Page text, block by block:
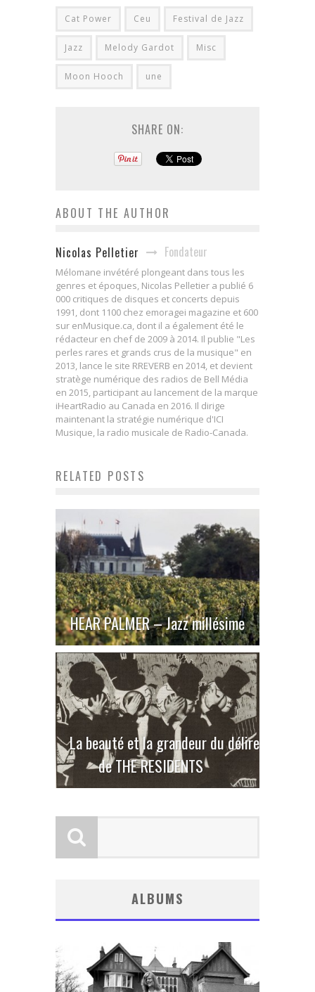
Cat Power Ceu Festival de Jazz
Jazz Melody Gardot Misc
Moon Hooch une
SHARE ON:
ABOUT THE AUTHOR
Nicolas Pelletier Fondateur
Mélomane invétéré plongeant dans tous les
genres et époques, Nicolas Pelletier a publié 6
000 critiques de disques et concerts depuis
1991, dont 1100 chez emoragei magazine et 600
sur enMusique.ca, dont il a également été le
rédacteur en chef de 2009 à 2014. Il publie "Les
perles rares et grands crus de la musique" en
2013, lance le site RREVERB en 2014, et devient
stratège numérique des radios de Bell Média
en 2015, participant au lancement de la marque
iHeartRadio au Canada en 2016. Il dirige
maintenant la stratégie numérique d'ICI
Musique, la radio musicale de Radio-Canada.
RELATED POSTS
HEAR PALMER – Jazz millésime
La beauté et la grandeur du délire
de THE RESIDENTS
ALBUMS